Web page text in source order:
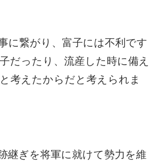
に繋がり、富子には不利です
だったり、流産した時に備え
考えたからだと考えられま
継ぎを将軍に就けて勢力を維